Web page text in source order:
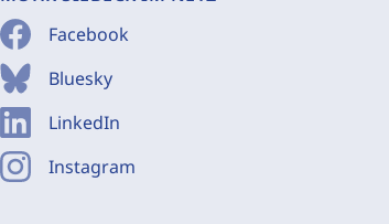
Facebook
Bluesky
LinkedIn
Instagram